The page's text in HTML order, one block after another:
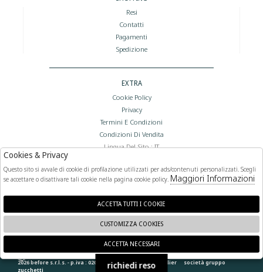
Resi
Contatti
Pagamenti
Spedizione
EXTRA
Cookie Policy
Privacy
Termini E Condizioni
Condizioni Di Vendita
Lingua Del Sito : IT
FOLLOW US
2026 before s.r.l.s. - p.iva : 02066400892 powered by atelier società gruppo
zucchetti
🍪
richiedi reso
Cookies & Privacy
Questo sito si avvale di cookie di profilazione utilizzati per ads/contenuti personalizzati. Scegli
se accettare o disattivare tali cookie nella pagina cookie policy. Maggiori Informazioni
ACCETTA TUTTI I COOKIE
CUSTOMIZZA COOKIES
ACCETTA NECESSARI